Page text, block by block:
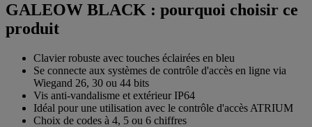
GALEOW BLACK : pourquoi choisir ce
produit
Clavier robuste avec touches éclairées en bleu
Se connecte aux systèmes de contrôle d'accès en ligne via
Wiegand 26, 30 ou 44 bits
Vis anti-vandalisme et extérieur IP64
Idéal pour une utilisation avec le contrôle d'accès ATRIUM
Choix de codes à 4, 5 ou 6 chiffres